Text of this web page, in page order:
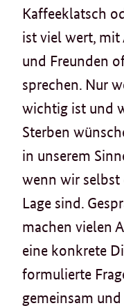
Kaffeeklatsch
ist viel wert, mit
und Freunden
sprechen. Nur
wichtig ist und
Sterben
in unserem
wenn wir selbst
Lage sind.
machen vielen
eine konkrete
formulierte
gemeinsam